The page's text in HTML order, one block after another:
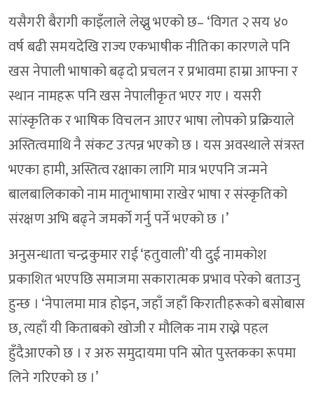
यसैगरी बैरागी काइँलाले लेख्नु भएको छ– ‘विगत २ सय ४०
वर्ष बढी समयदेखि राज्य एकभाषीक नीतिका कारणले पनि
खस नेपाली भाषाको बढ्दो प्रचलन र प्रभावमा हाम्रा आफ्ना र
स्थान नामहरू पनि खस नेपालीकृत भएर गए । यसरी
सांस्कृतिक र भाषिक विचलन आएर भाषा लोपको प्रक्रियाले
अस्तित्वमाथि नै संकट उत्पन्न भएको छ । यस अवस्थाले संत्रस्त
भएका हामी, अस्तित्व रक्षाका लागि मात्र भएपनि जन्मने
बालबालिकाको नाम मातृभाषामा राखेर भाषा र संस्कृतिको
संरक्षण अभि बढ्ने जमर्को गर्नु पर्ने भएको छ ।’
अनुसन्धाता चन्द्रकुमार राई ‘हतुवाली’ यी दुई नामकोश
प्रकाशित भएपछि समाजमा सकारात्मक प्रभाव परेको बताउनु
हुन्छ । ‘नेपालमा मात्र होइन, जहाँ जहाँ किरातीहरूको बसोबास
छ, त्यहाँ यी किताबको खोजी र मौलिक नाम राख्ने पहल
हुँदैआएको छ । र अरु समुदायमा पनि स्रोत पुस्तकका रूपमा
लिने गरिएको छ ।’